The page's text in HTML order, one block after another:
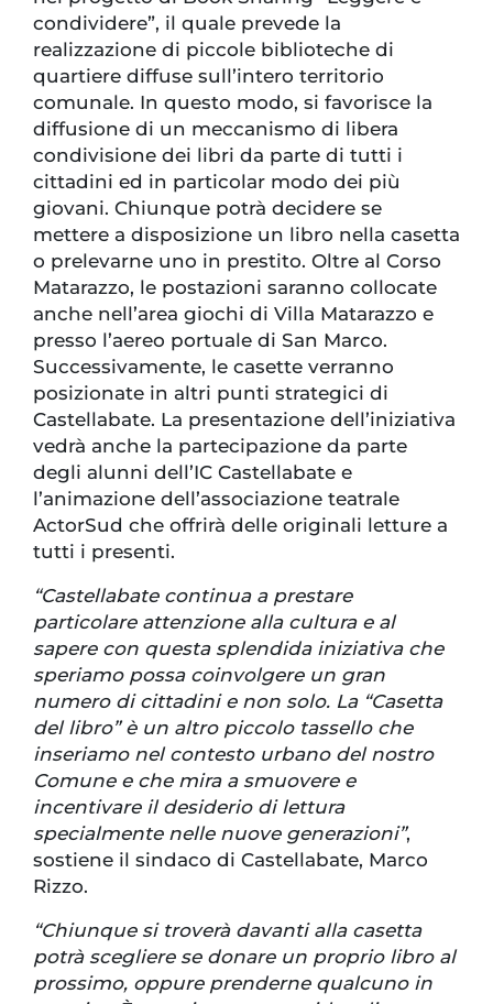
condividere”, il quale prevede la
realizzazione di piccole biblioteche di
quartiere diffuse sull’intero territorio
comunale. In questo modo, si favorisce la
diffusione di un meccanismo di libera
condivisione dei libri da parte di tutti i
cittadini ed in particolar modo dei più
giovani. Chiunque potrà decidere se
mettere a disposizione un libro nella casetta
o prelevarne uno in prestito. Oltre al Corso
Matarazzo, le postazioni saranno collocate
anche nell’area giochi di Villa Matarazzo e
presso l’aereo portuale di San Marco.
Successivamente, le casette verranno
posizionate in altri punti strategici di
Castellabate. La presentazione dell’iniziativa
vedrà anche la partecipazione da parte
degli alunni dell’IC Castellabate e
l’animazione dell’associazione teatrale
ActorSud che offrirà delle originali letture a
tutti i presenti.
“Castellabate continua a prestare
particolare attenzione alla cultura e al
sapere con questa splendida iniziativa che
speriamo possa coinvolgere un gran
numero di cittadini e non solo. La “Casetta
del libro” è un altro piccolo tassello che
inseriamo nel contesto urbano del nostro
Comune e che mira a smuovere e
incentivare il desiderio di lettura
specialmente nelle nuove generazioni”,
sostiene il sindaco di Castellabate, Marco
Rizzo.
“Chiunque si troverà davanti alla casetta
potrà scegliere se donare un proprio libro al
prossimo, oppure prenderne qualcuno in